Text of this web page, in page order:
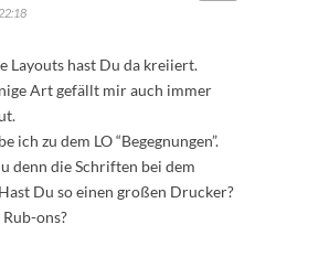
Layouts hast Du da kreiiert.
Art gefällt mir auch immer
ich zu dem LO “Begegnungen”.
denn die Schriften bei dem
Du so einen großen Drucker?
ons?